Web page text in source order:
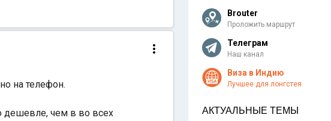
на телефон.
дешевле, чем в во всех
Brouter
Проложить маршрут
Телеграм
Наш канал
Виза в Индию
Лучшее для лонгстея
АКТУАЛЬНЫЕ ТЕМЫ